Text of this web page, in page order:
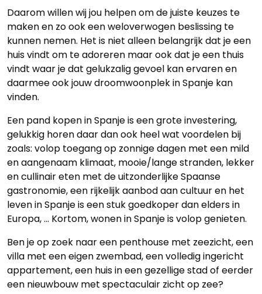
Daarom willen wij jou helpen om de juiste keuzes te
maken en zo ook een weloverwogen beslissing te
kunnen nemen. Het is niet alleen belangrijk dat je een
huis vindt om te adoreren maar ook dat je een thuis
vindt waar je dat gelukzalig gevoel kan ervaren en
daarmee ook jouw droomwoonplek in Spanje kan
vinden.
Een pand kopen in Spanje is een grote investering,
gelukkig horen daar dan ook heel wat voordelen bij
zoals: volop toegang op zonnige dagen met een mild
en aangenaam klimaat, mooie/lange stranden, lekker
en cullinair eten met de uitzonderlijke Spaanse
gastronomie, een rijkelijk aanbod aan cultuur en het
leven in Spanje is een stuk goedkoper dan elders in
Europa, ... Kortom, wonen in Spanje is volop genieten.
Ben je op zoek naar een penthouse met zeezicht, een
villa met een eigen zwembad, een volledig ingericht
appartement, een huis in een gezellige stad of eerder
een nieuwbouw met spectaculair zicht op zee?